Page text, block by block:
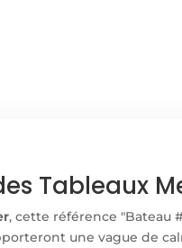
Tableaux
, cette référence "Bateau
une vague de